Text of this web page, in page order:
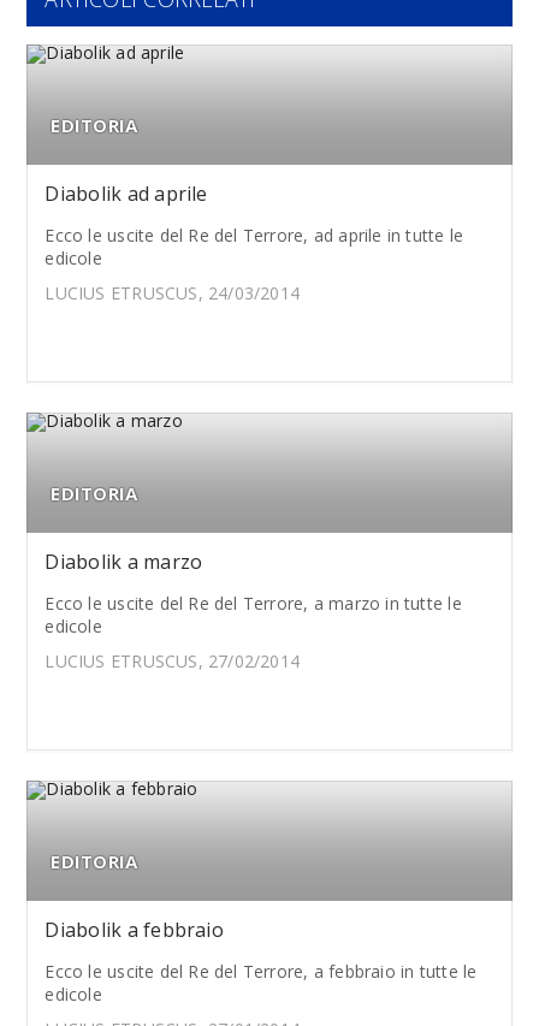
EDITORIA
Diabolik ad aprile
Ecco le uscite del Re del Terrore, ad aprile in tutte le
edicole
LUCIUS ETRUSCUS, 24/03/2014
EDITORIA
Diabolik a marzo
Ecco le uscite del Re del Terrore, a marzo in tutte le
edicole
LUCIUS ETRUSCUS, 27/02/2014
EDITORIA
Diabolik a febbraio
Ecco le uscite del Re del Terrore, a febbraio in tutte le
edicole